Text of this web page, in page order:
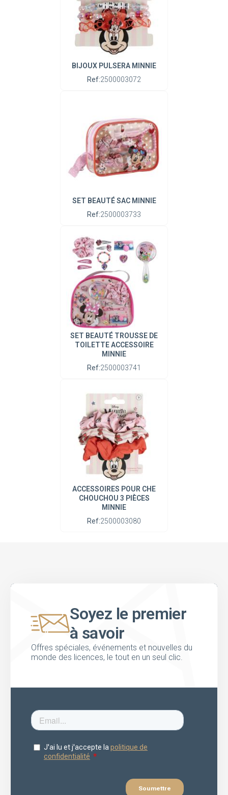
BIJOUX PULSERA MINNIE
Ref:2500003072
SET BEAUTÉ SAC MINNIE
Ref:2500003733
SET BEAUTÉ TROUSSE DE
TOILETTE ACCESSOIRE
MINNIE
Ref:2500003741
ACCESSOIRES POUR CHE
CHOUCHOU 3 PIÈCES
MINNIE
Ref:2500003080
Soyez le premier
à savoir
Offres spéciales, événements et nouvelles du
monde des licences, le tout en un seul clic.